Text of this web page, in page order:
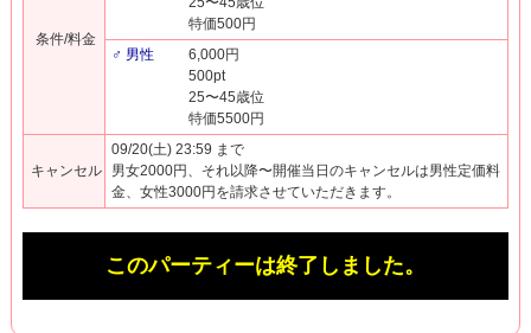
条件/料金
特価500円
♂ 男性
6,000円
500pt
25〜45歳位
特価5500円
キャンセル
09/20(土) 23:59 まで
男女2000円、それ以降〜開催当日のキャンセルは男性定価料
金、女性3000円を請求させていただきます。
このパーティーは終了しました。